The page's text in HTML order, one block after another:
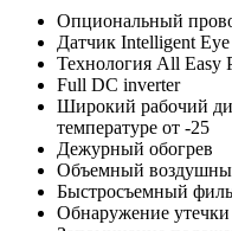
Опциональный
Датчик Intelligent Eye
Технология All Easy
Full DC inverter
Широкий рабочий
температуре от -25
Дежурный обогрев
Объемный
Быстросъемный
Обнаружение утечки